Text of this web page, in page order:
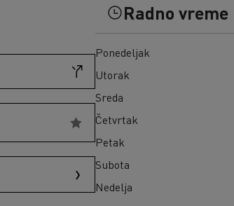
Kako da finansirate električni kamion?
Infrastrukture za punjenje
Cena električnih kamiona
Naša 360° potpuno električna ponuda
Pouzdanost električnih kamiona
Transport seče u Škotskoj
Zamrznuti obroci u Španiji
Radno
Ponedeljak
Utorak
Sreda
Četvrtak
Petak
Subota
Nedelja